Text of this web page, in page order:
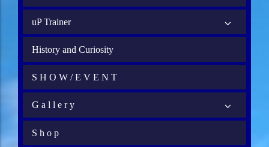
uP Trainer
History and Curiosity
S H O W / E V E N T
G a l l e r y
S h o p